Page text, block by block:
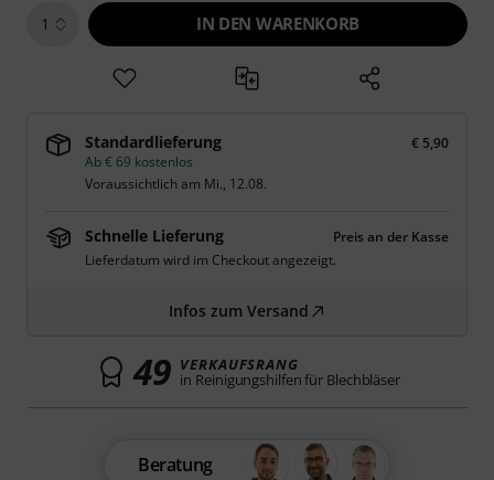
1 IN DEN WARENKORB
Standardlieferung
€ 5,90
Ab € 69 kostenlos
Voraussichtlich am Mi., 12.08.
Schnelle Lieferung
Preis an der Kasse
Lieferdatum wird im Checkout angezeigt.
Infos zum Versand
49 VERKAUFSRANG
in Reinigungshilfen für Blechbläser
Beratung